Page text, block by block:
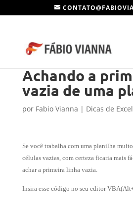
Achando a
vazia de uma
por Fabio Vianna | Dicas de Excel
Se você trabalha com uma planilha
células vazias, com certeza ficaria mais
achar a primeira linha vazia.
Insira esse código no seu editor